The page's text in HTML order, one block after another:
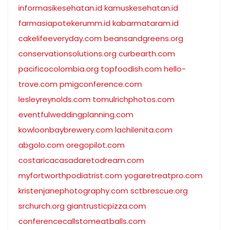
informasikesehatan.id kamuskesehatan.id
farmasiapotekerumm.id kabarmataram.id
cakelifeeveryday.com beansandgreens.org
conservationsolutions.org curbearth.com
pacificocolombia.org topfoodish.com hello-
trove.com pmigconference.com
lesleyreynolds.com tomulrichphotos.com
eventfulweddingplanning.com
kowloonbaybrewery.com lachilenita.com
abgolo.com oregopilot.com
costaricacasadaretodream.com
myfortworthpodiatrist.com yogaretreatpro.com
kristenjanephotography.com sctbrescue.org
srchurch.org giantrusticpizza.com
conferencecallstomeatballs.com